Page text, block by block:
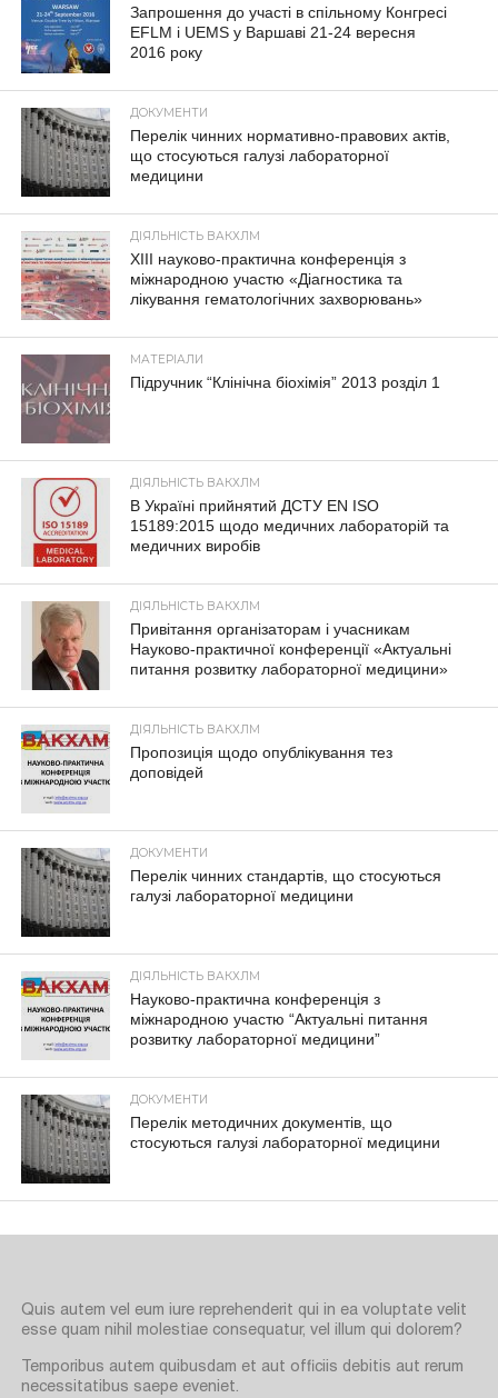
Запрошення до участі в спільному Конгресі
EFLM і UEMS у Варшаві 21-24 вересня
2016 року
ДОКУМЕНТИ
Перелік чинних нормативно-правових актів,
що стосуються галузі лабораторної
медицини
ДІЯЛЬНІСТЬ ВАКХЛМ
XIII науково-практична конференція з
міжнародною участю «Діагностика та
лікування гематологічних захворювань»
МАТЕРІАЛИ
Підручник “Клінічна біохімія” 2013 розділ 1
ДІЯЛЬНІСТЬ ВАКХЛМ
В Україні прийнятий ДСТУ EN ISO
15189:2015 щодо медичних лабораторій та
медичних виробів
ДІЯЛЬНІСТЬ ВАКХЛМ
Привітання організаторам і учасникам
Науково-практичної конференції «Актуальні
питання розвитку лабораторної медицини»
ДІЯЛЬНІСТЬ ВАКХЛМ
Пропозиція щодо опублікування тез
доповідей
ДОКУМЕНТИ
Перелік чинних стандартів, що стосуються
галузі лабораторної медицини
ДІЯЛЬНІСТЬ ВАКХЛМ
Науково-практична конференція з
міжнародною участю “Актуальні питання
розвитку лабораторної медицини”
ДОКУМЕНТИ
Перелік методичних документів, що
стосуються галузі лабораторної медицини
Quis autem vel eum iure reprehenderit qui in ea voluptate velit
esse quam nihil molestiae consequatur, vel illum qui dolorem?
Temporibus autem quibusdam et aut officiis debitis aut rerum
necessitatibus saepe eveniet.